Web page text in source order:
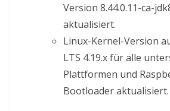
Version 8.44.0.11-ca-
aktualisiert.
Linux-Kernel-Version
LTS 4.19.x für alle
Plattformen und
Bootloader aktualisiert.